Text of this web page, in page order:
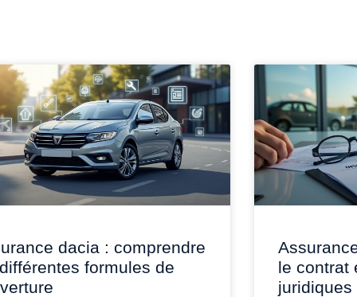
dacia : comprendre
formules de
le contrat
juridiques